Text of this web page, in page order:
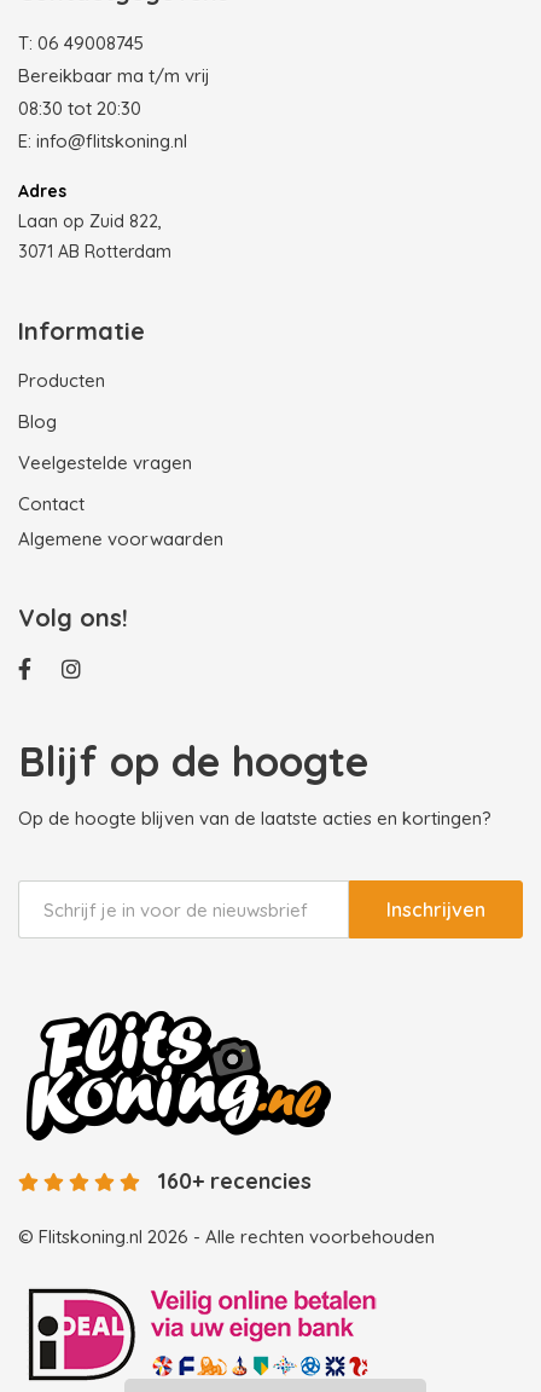
T: 06 49008745
Bereikbaar ma t/m vrij
08:30 tot 20:30
E: info@flitskoning.nl
Adres
Laan op Zuid 822,
3071 AB Rotterdam
Informatie
Producten
Blog
Veelgestelde vragen
Contact
Algemene voorwaarden
Volg ons!
Blijf op de hoogte
Op de hoogte blijven van de laatste acties en kortingen?
Inschrijven
© Flitskoning.nl 2026 - Alle rechten voorbehouden
160+ recencies